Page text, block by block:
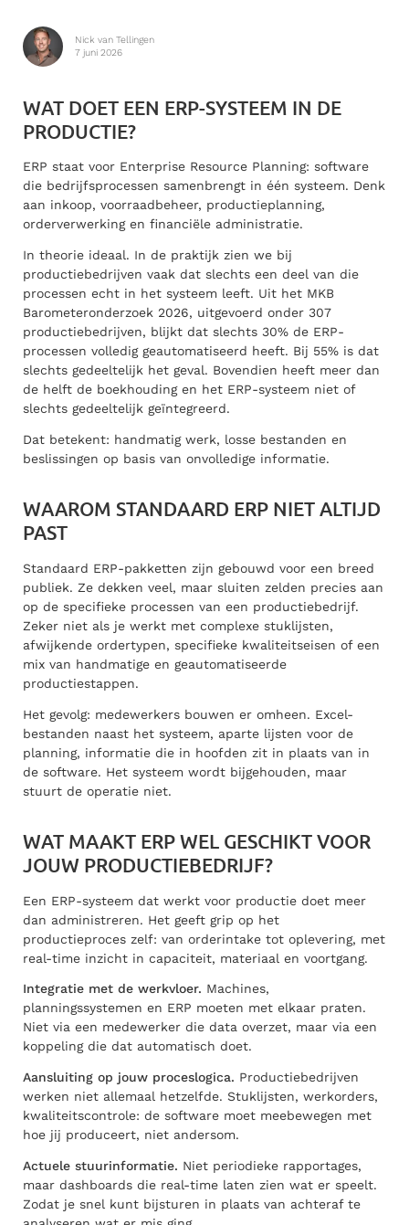
Nick van Tellingen
7 juni 2026
WAT DOET EEN ERP-SYSTEEM IN DE
PRODUCTIE?
ERP staat voor Enterprise Resource Planning: software
die bedrijfsprocessen samenbrengt in één systeem. Denk
aan inkoop, voorraadbeheer, productieplanning,
orderverwerking en financiële administratie.
In theorie ideaal. In de praktijk zien we bij
productiebedrijven vaak dat slechts een deel van die
processen echt in het systeem leeft. Uit het MKB
Barometeronderzoek 2026, uitgevoerd onder 307
productiebedrijven, blijkt dat slechts 30% de ERP-
processen volledig geautomatiseerd heeft. Bij 55% is dat
slechts gedeeltelijk het geval. Bovendien heeft meer dan
de helft de boekhouding en het ERP-systeem niet of
slechts gedeeltelijk geïntegreerd.
Dat betekent: handmatig werk, losse bestanden en
beslissingen op basis van onvolledige informatie.
WAAROM STANDAARD ERP NIET ALTIJD
PAST
Standaard ERP-pakketten zijn gebouwd voor een breed
publiek. Ze dekken veel, maar sluiten zelden precies aan
op de specifieke processen van een productiebedrijf.
Zeker niet als je werkt met complexe stuklijsten,
afwijkende ordertypen, specifieke kwaliteitseisen of een
mix van handmatige en geautomatiseerde
productiestappen.
Het gevolg: medewerkers bouwen er omheen. Excel-
bestanden naast het systeem, aparte lijsten voor de
planning, informatie die in hoofden zit in plaats van in
de software. Het systeem wordt bijgehouden, maar
stuurt de operatie niet.
WAT MAAKT ERP WEL GESCHIKT VOOR
JOUW PRODUCTIEBEDRIJF?
Een ERP-systeem dat werkt voor productie doet meer
dan administreren. Het geeft grip op het
productieproces zelf: van orderintake tot oplevering, met
real-time inzicht in capaciteit, materiaal en voortgang.
Integratie met de werkvloer. Machines,
planningssystemen en ERP moeten met elkaar praten.
Niet via een medewerker die data overzet, maar via een
koppeling die dat automatisch doet.
Aansluiting op jouw proceslogica. Productiebedrijven
werken niet allemaal hetzelfde. Stuklijsten, werkorders,
kwaliteitscontrole: de software moet meebewegen met
hoe jij produceert, niet andersom.
Actuele stuurinformatie. Niet periodieke rapportages,
maar dashboards die real-time laten zien wat er speelt.
Zodat je snel kunt bijsturen in plaats van achteraf te